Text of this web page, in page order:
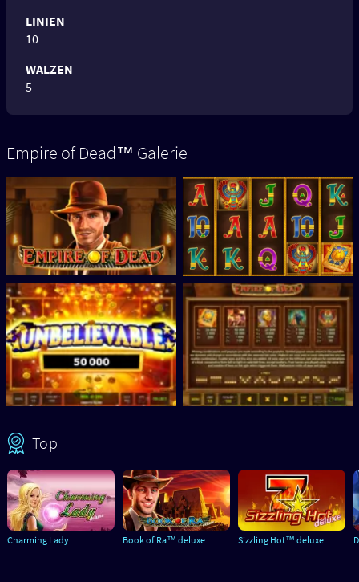
LINIEN
10
WALZEN
5
Empire of Dead™ Galerie
Top
Charming Lady Book of Ra™ deluxe Sizzling Hot™ deluxe